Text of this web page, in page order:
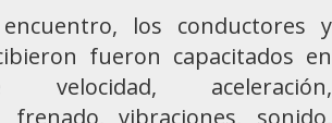
los conductores y
fueron capacitados en
aceleración,
frenado, vibraciones, sonido,